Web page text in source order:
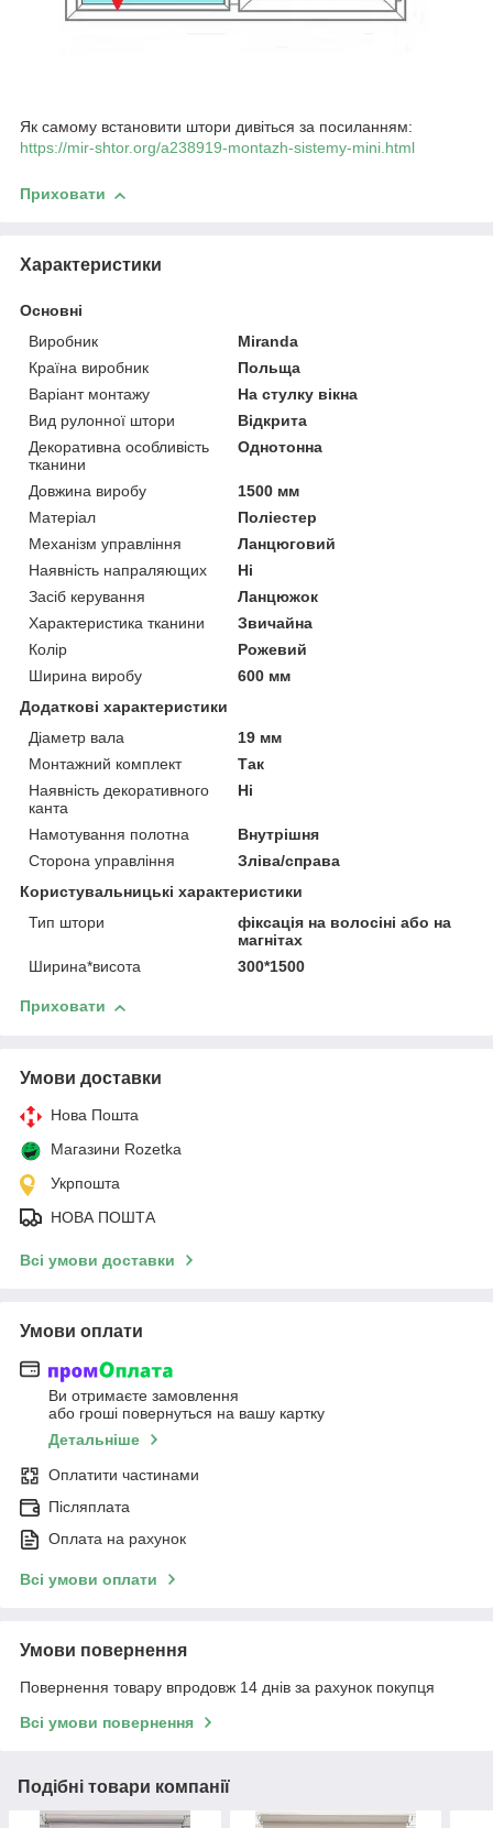
Як самому встановити штори дивіться за посиланням:
https://mir-shtor.org/a238919-montazh-sistemy-mini.html
Приховати
Характеристики
Основні
Виробник
Miranda
Країна виробник
Польща
Варіант монтажу
На стулку вікна
Вид рулонної штори
Відкрита
Декоративна особливість
тканини
Однотонна
Довжина виробу
1500 мм
Матеріал
Поліестер
Механізм управління
Ланцюговий
Наявність напраляющих
Ні
Засіб керування
Ланцюжок
Характеристика тканини
Звичайна
Колір
Рожевий
Ширина виробу
600 мм
Додаткові характеристики
Діаметр вала
19 мм
Монтажний комплект
Так
Наявність декоративного
канта
Ні
Намотування полотна
Внутрішня
Сторона управління
Зліва/справа
Користувальницькі характеристики
Тип штори
фіксація на волосіні або на
магнітах
Ширина*висота
300*1500
Приховати
Умови доставки
Нова Пошта
Магазини Rozetka
Укрпошта
НОВА ПОШТА
Всі умови доставки
Умови оплати
Ви отримаєте замовлення
або гроші повернуться на вашу картку
Детальніше
Оплатити частинами
Післяплата
Оплата на рахунок
Всі умови оплати
Умови повернення
Повернення товару впродовж 14 днів за рахунок покупця
Всі умови повернення
Подібні товари компанії